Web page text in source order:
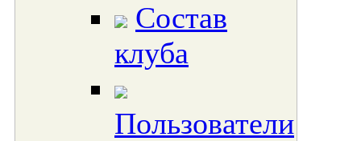
Состав
клуба
Пользователи